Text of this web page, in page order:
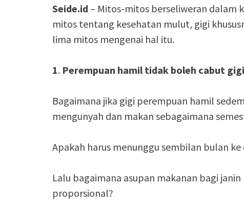
Seide.id – Mitos-mitos berseliweran dalam
mitos tentang kesehatan mulut, gigi
lima mitos mengenai hal itu.
1. Perempuan hamil tidak boleh cabut gigi
Bagaimana jika gigi perempuan hamil
mengunyah dan makan sebagaimana
Apakah harus menunggu sembilan bulan
Lalu bagaimana asupan makanan bagi
proporsional?